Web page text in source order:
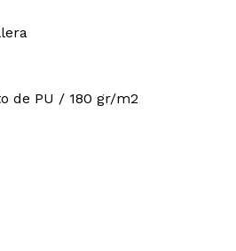
de PU / 180 gr/m2